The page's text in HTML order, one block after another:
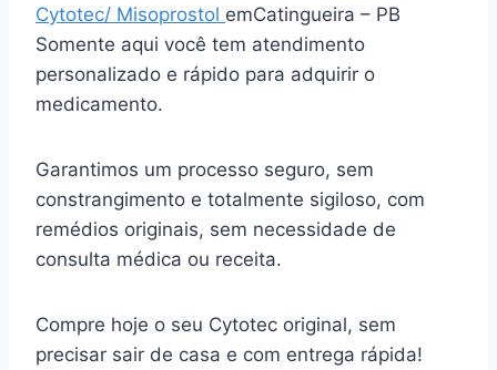
Cytotec/ Misoprostol emCatingueira – PB
Somente aqui você tem atendimento
personalizado e rápido para adquirir o
medicamento.
Garantimos um processo seguro, sem
constrangimento e totalmente sigiloso, com
remédios originais, sem necessidade de
consulta médica ou receita.
Compre hoje o seu Cytotec original, sem
precisar sair de casa e com entrega rápida!